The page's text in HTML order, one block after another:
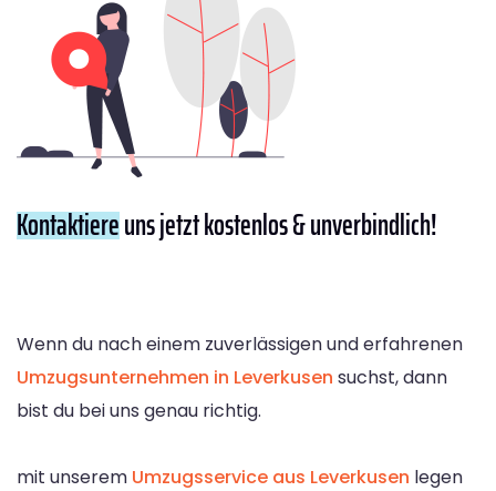
Kontaktiereuns jetzt kostenlos & unverbindlich!
Wenn du nach einem zuverlässigen und erfahrenen
Umzugsunternehmen in Leverkusen suchst, dann
bist du bei uns genau richtig.
mit unserem Umzugsservice aus Leverkusen legen